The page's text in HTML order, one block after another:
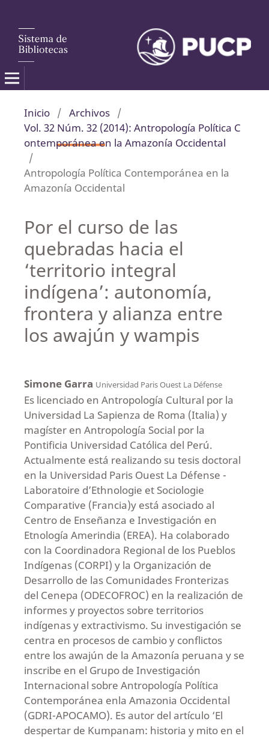
Inicio / Archivos /
Vol. 32 Núm. 32 (2014): Antropología Política C
ontemporánea en la Amazonía Occidental
/
Antropología Política Contemporánea en la
Amazonía Occidental
Por el curso de las
quebradas hacia el
‘territorio integral
indígena’: autonomía,
frontera y alianza entre
los awajún y wampis
Simone Garra Universidad Paris Ouest La Défense
Es licenciado en Antropología Cultural por la
Universidad La Sapienza de Roma (Italia) y
magíster en Antropología Social por la
Pontificia Universidad Católica del Perú.
Actualmente está realizando su tesis doctoral
en la Universidad Paris Ouest La Défense -
Laboratoire d’Ethnologie et Sociologie
Comparative (Francia)y está asociado al
Centro de Enseñanza e Investigación en
Etnología Amerindia (EREA). Ha colaborado
con la Coordinadora Regional de los Pueblos
Indígenas (CORPI) y la Organización de
Desarrollo de las Comunidades Fronterizas
del Cenepa (ODECOFROC) en la realización de
informes y proyectos sobre territorios
indígenas y extractivismo. Su investigación se
centra en procesos de cambio y conflictos
entre los awajún de la Amazonía peruana y se
inscribe en el Grupo de Investigación
Internacional sobre Antropología Política
Contemporánea enla Amazonia Occidental
(GDRI-APOCAMO). Es autor del artículo ‘El
despertar de Kumpanam: historia y mito en el